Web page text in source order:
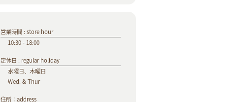
営業時間 : store hour
10:30 - 18:00
定休日 : regular holiday
水曜日、木曜日
Wed. & Thur
住所：address